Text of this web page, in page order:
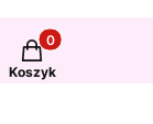
Produkty w
Koszyk